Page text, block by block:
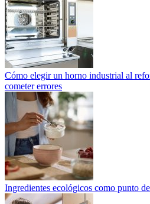
Cómo elegir un horno industrial al
cometer errores
Ingredientes ecológicos como punto